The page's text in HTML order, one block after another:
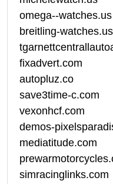
omega--watches.us
breitling-watches.us
fixadvert.com
autopluz.co
save3time-c.com
vexonhcf.com
demos-
mediatitude.com
simracinglinks.com